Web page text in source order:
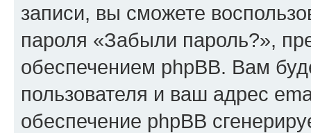
записи, вы сможете
пароля «Забыли пароль?»,
обеспечением phpBB. Вам
пользователя и ваш адрес
обеспечение phpBB